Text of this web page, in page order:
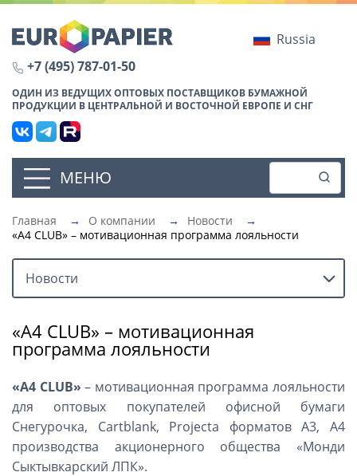
Russia
+7 (495) 787-01-50
ОДИН ИЗ ВЕДУЩИХ ОПТОВЫХ ПОСТАВЩИКОВ БУМАЖНОЙ
ПРОДУКЦИИ В ЦЕНТРАЛЬНОЙ И ВОСТОЧНОЙ ЕВРОПЕ И СНГ
МЕНЮ
Главная → О компании → Новости
→
«А4 СLUB» – мотивационная программа лояльности
Новости
«А4 СLUB» – мотивационная
программа лояльности
«А4 СLUB»– мотивационная программа лояльности
для оптовых покупателей офисной бумаги
Снегурочка, Cartblank, Projecta форматов А3, А4
производства акционерного общества «Монди
Сыктывкарский ЛПК».